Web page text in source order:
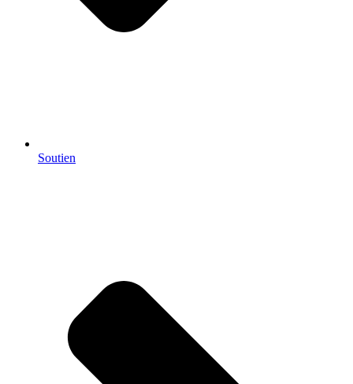
Soutien